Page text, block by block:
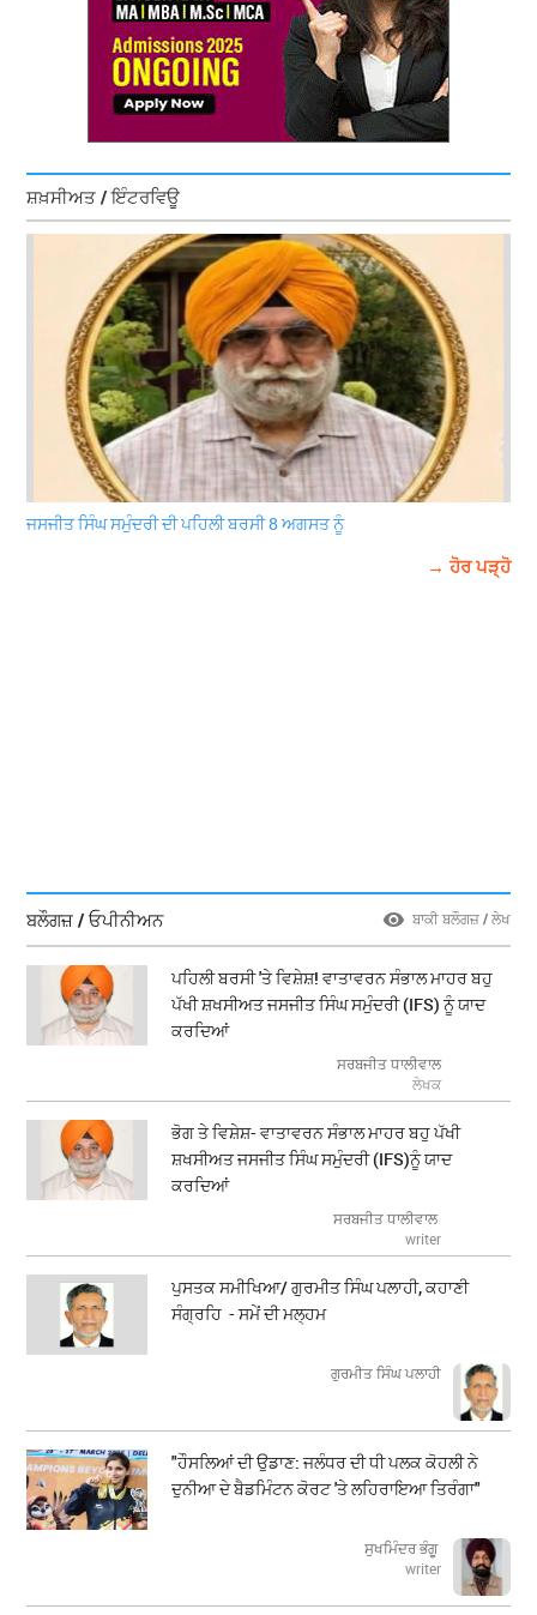
ਸ਼ਖ਼ਸੀਅਤ / ਇੰਟਰਵਿਊ
ਜਸਜੀਤ ਸਿੰਘ ਸਮੁੰਦਰੀ ਦੀ ਪਹਿਲੀ ਬਰਸੀ 8 ਅਗਸਤ ਨੂੰ
→ ਹੋਰ ਪੜ੍ਹੋ
ਬਲੌਗਜ਼ / ਓਪੀਨੀਅਨ ਬਾਕੀ ਬਲੌਗਜ਼ / ਲੇਖ
ਪਹਿਲੀ ਬਰਸੀ 'ਤੇ ਵਿਸ਼ੇਸ਼! ਵਾਤਾਵਰਨ ਸੰਭਾਲ ਮਾਹਰ ਬਹੁ
ਪੱਖੀ ਸ਼ਖਸੀਅਤ ਜਸਜੀਤ ਸਿੰਘ ਸਮੁੰਦਰੀ (IFS) ਨੂੰ ਯਾਦ
ਕਰਦਿਆਂ
ਸਰਬਜੀਤ ਧਾਲੀਵਾਲ
ਲੇਖਕ
ਭੋਗ ਤੇ ਵਿਸ਼ੇਸ਼- ਵਾਤਾਵਰਨ ਸੰਭਾਲ ਮਾਹਰ ਬਹੁ ਪੱਖੀ
ਸ਼ਖਸੀਅਤ ਜਸਜੀਤ ਸਿੰਘ ਸਮੁੰਦਰੀ (IFS)ਨੂੰ ਯਾਦ
ਕਰਦਿਆਂ
ਸਰਬਜੀਤ ਧਾਲੀਵਾਲ
writer
ਪੁਸਤਕ ਸਮੀਖਿਆ/ ਗੁਰਮੀਤ ਸਿੰਘ ਪਲਾਹੀ, ਕਹਾਣੀ
ਸੰਗ੍ਰਹਿ - ਸਮੇਂ ਦੀ ਮਲ੍ਹਮ
ਗੁਰਮੀਤ ਸਿੰਘ ਪਲਾਹੀ
"ਹੌਸਲਿਆਂ ਦੀ ਉਡਾਣ: ਜਲੰਧਰ ਦੀ ਧੀ ਪਲਕ ਕੋਹਲੀ ਨੇ
ਦੁਨੀਆ ਦੇ ਬੈਡਮਿੰਟਨ ਕੋਰਟ 'ਤੇ ਲਹਿਰਾਇਆ ਤਿਰੰਗਾ"
ਸੁਖਮਿੰਦਰ ਭੰਗੂ
writer